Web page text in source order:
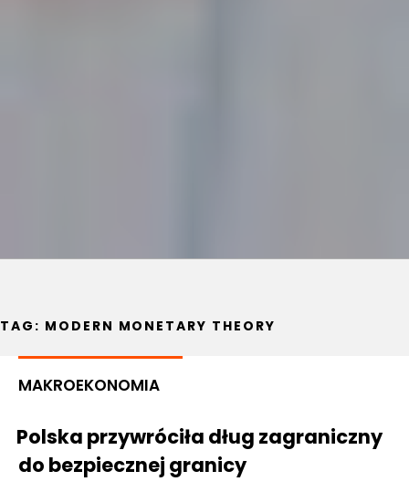
TAG: MODERN MONETARY THEORY
MAKROEKONOMIA
Polska przywróciła dług zagraniczny
do bezpiecznej granicy